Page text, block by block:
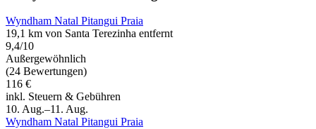
Wyndham Natal Pitangui Praia
19,1 km von Santa Terezinha entfernt
9,4/10
Außergewöhnlich
(24 Bewertungen)
116 €
inkl. Steuern & Gebühren
10. Aug.–11. Aug.
Wyndham Natal Pitangui Praia